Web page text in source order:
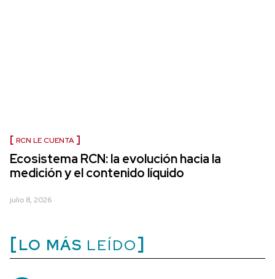
RCN LE CUENTA
Ecosistema RCN: la evolución hacia la
medición y el contenido líquido
julio 8, 2026
LO MÁS LEÍDO